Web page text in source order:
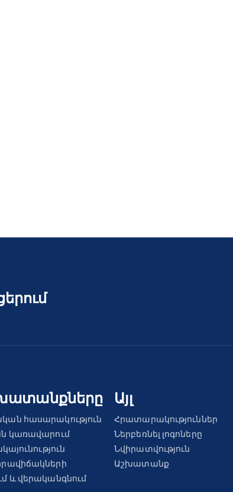
հասարակություն
կառավարում
և վերականգնում
Այլ
Հրատարակություններ
Ներբեռնել լոգոները
Նվիրատվություն
Աշխատանք